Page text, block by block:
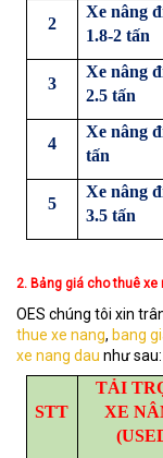
2
Xe nâng
1.8-2 tấn
3
Xe nâng
2.5 tấn
4
Xe nâng
tấn
5
Xe nâng
3.5 tấn
2. Bảng giá cho thuê xe
OES chúng tôi xin
thue xe nang, bang
xe nang dau như sau:
STT
TẢI
XE